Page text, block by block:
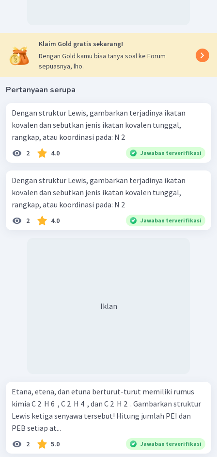
Klaim Gold gratis sekarang!
Dengan Gold kamu bisa tanya soal ke Forum
sepuasnya, lho.
Pertanyaan serupa
Dengan struktur Lewis, gambarkan terjadinya ikatan
kovalen dan sebutkan jenis ikatan kovalen tunggal,
rangkap, atau koordinasi pada: N 2 ​
2 4.0 Jawaban terverifikasi
Dengan struktur Lewis, gambarkan terjadinya ikatan
kovalen dan sebutkan jenis ikatan kovalen tunggal,
rangkap, atau koordinasi pada: N 2 ​
2 4.0 Jawaban terverifikasi
Iklan
Etana, etena, dan etuna berturut-turut memiliki rumus
kimia C 2 ​ H 6 ​ , C 2 ​ H 4 ​ , dan C 2 ​ H 2 ​ . Gambarkan struktur
Lewis ketiga senyawa tersebut! Hitung jumlah PEI dan
PEB setiap at...
2 5.0 Jawaban terverifikasi